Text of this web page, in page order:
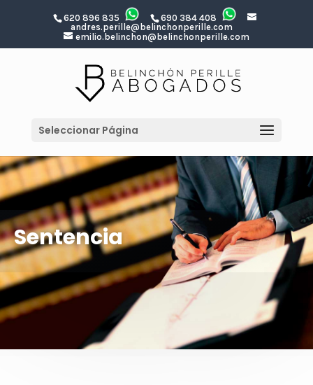
620 896 835
690 384 408
andres.perille@belinchonperille.com
emilio.belinchon@belinchonperille.com
Seleccionar Página
Sentencia